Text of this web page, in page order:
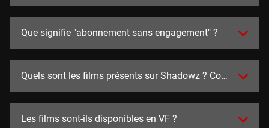
Que signifie "abonnement sans engagement" ?
Quels sont les films présents sur Shadowz ? Combien y en
Les films sont-ils disponibles en VF ?